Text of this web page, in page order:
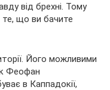
від брехні. Тому
те, що ви бачите
Його можливими
Феофан
в Каппадокії,